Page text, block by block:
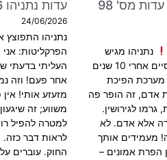
עדות נתניהו 24.06.2026 – יום עדות מס' 98
נתניהו מגיש
כתב אישום חריף נגד הפרקליטות: אני מסיים אחרי 10 שנים
מערכת הפיכת
אדם, זה הופר פה
לגירושין.
אלא אדם. לא
מעמידים אותך
הפרת אמונים –
עדות נתניהו 23.06.2026 – יום עדות מס' 97
24/06/2026
נתניהו התפוצץ
הפרקליטות:
העליתי בדעתי
אחר פעם! וזה
מזעזע אותי!
משווע; זה
למטרה להפיל
לראות דבר כזה.
החוק. עוברים